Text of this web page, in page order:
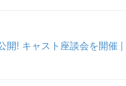
開! キャスト座談会を開催 |